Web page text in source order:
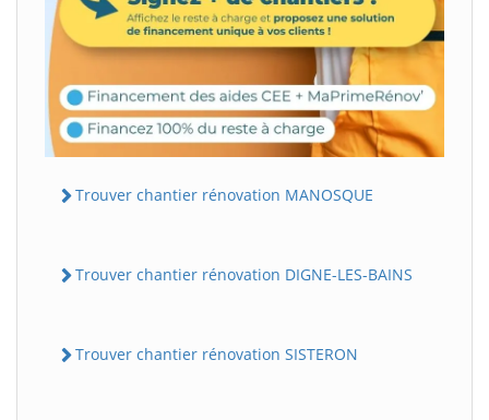
Trouver chantier rénovation MANOSQUE
Trouver chantier rénovation DIGNE-LES-BAINS
Trouver chantier rénovation SISTERON